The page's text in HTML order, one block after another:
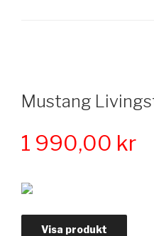
Mustang
1 990,00 kr
Visa produkt